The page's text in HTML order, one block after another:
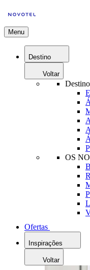
Menu
Destino
Voltar
Destino
OS
Ofertas
Inspirações
Voltar